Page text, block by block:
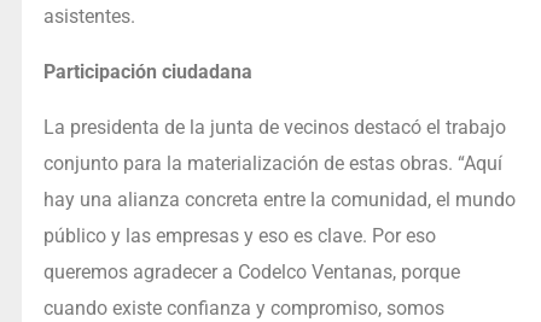
asistentes.
Participación ciudadana
La presidenta de la junta de vecinos destacó el trabajo
conjunto para la materialización de estas obras. “Aquí
hay una alianza concreta entre la comunidad, el mundo
público y las empresas y eso es clave. Por eso
queremos agradecer a Codelco Ventanas, porque
cuando existe confianza y compromiso, somos